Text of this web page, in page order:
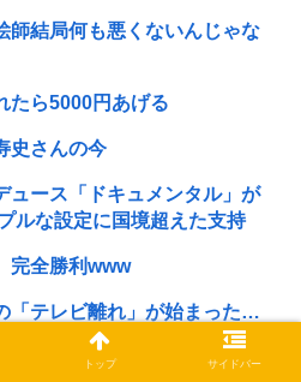
師結局何も悪くないんじゃな
たら5000円あげる
史さんの今
ュース「ドキュメンタル」が
ルな設定に国境超えた支持
完全勝利www
「テレビ離れ」が始まった…
なくなった漫画」←思い浮か
トップ サイドバー